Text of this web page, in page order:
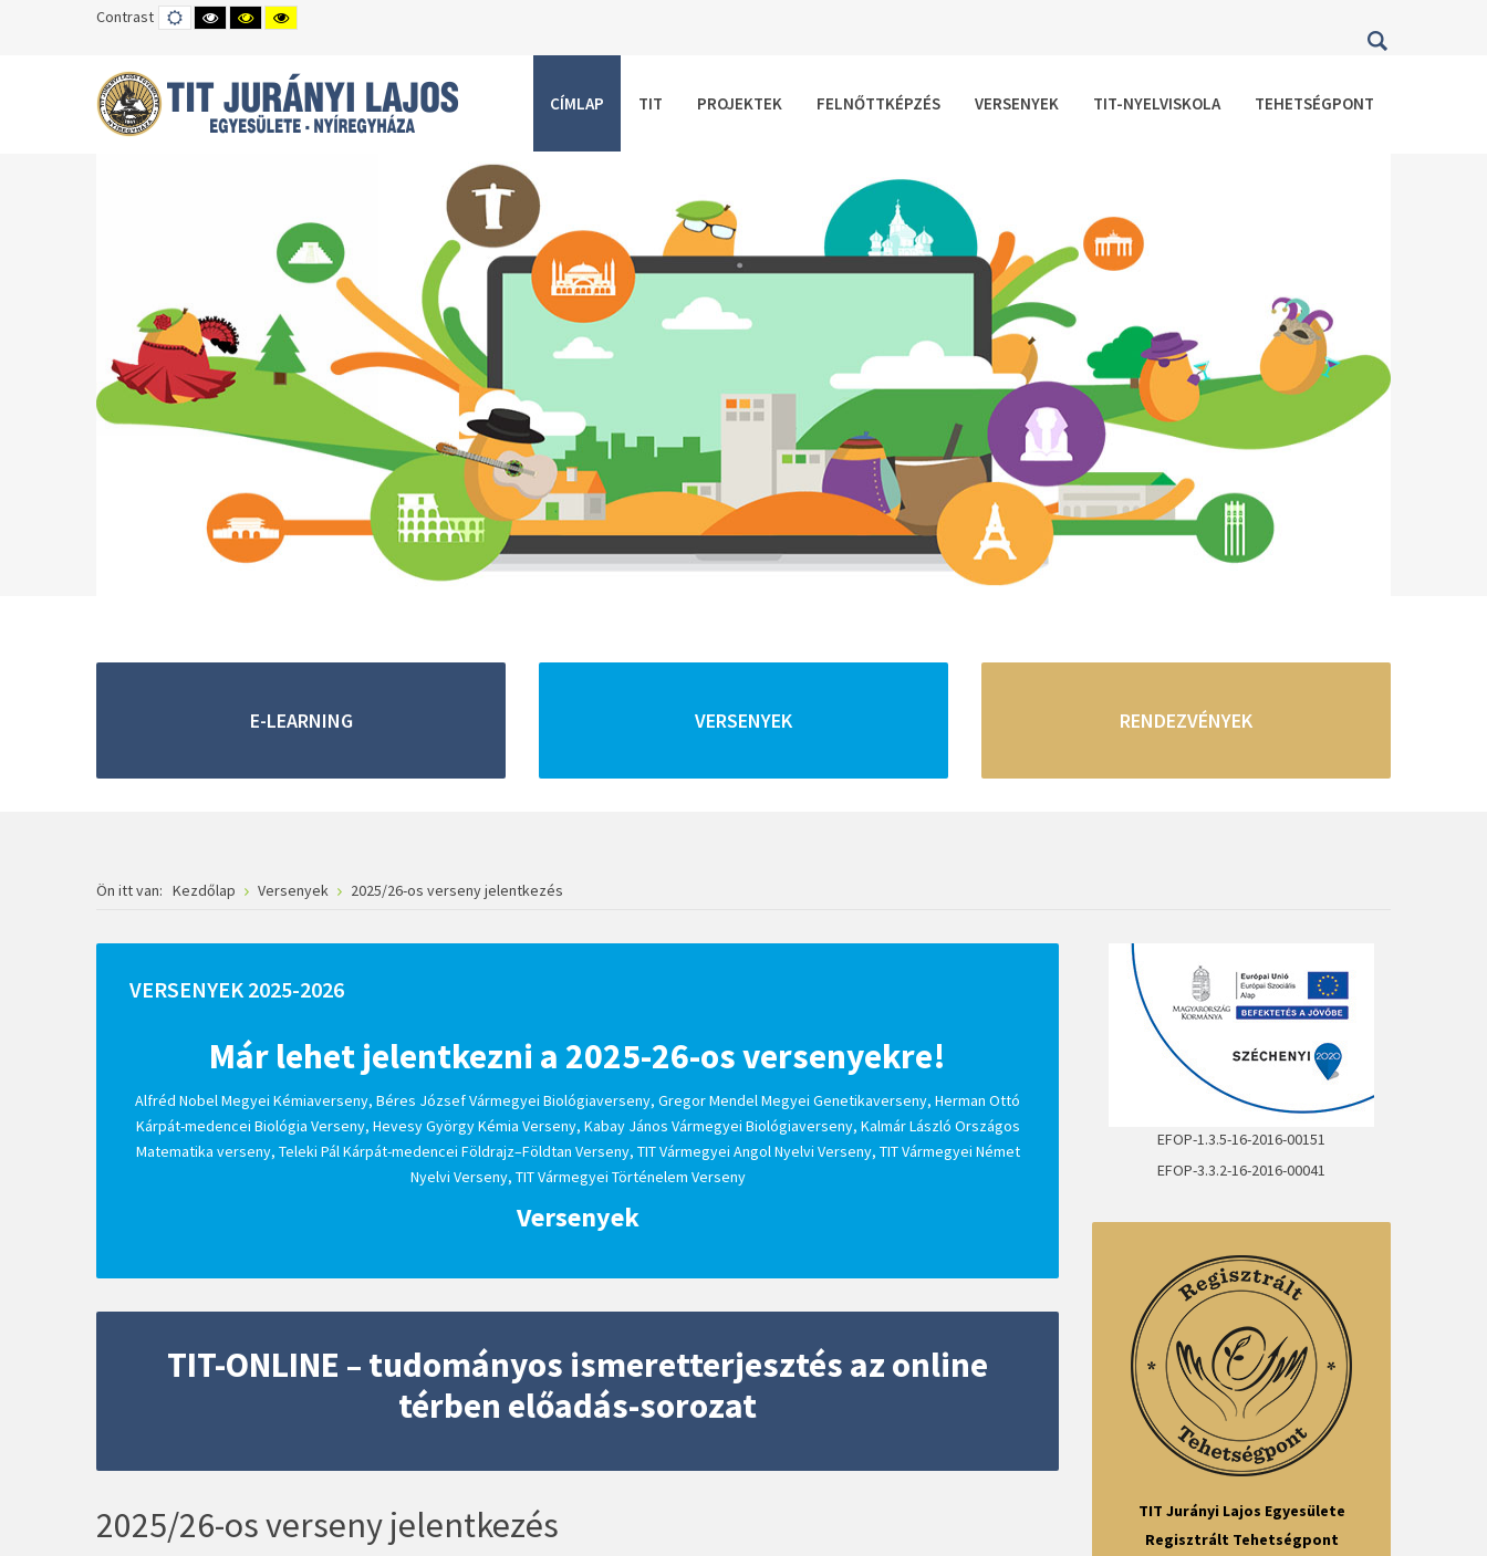
Contrast DEFAULT
MODE
HIGH
CONTRAST
MODE
HIGH
CONTRAST
MODE
HIGH
CONTRAST
MODE
CÍMLAP TIT PROJEKTEK FELNŐTTKÉPZÉS VERSENYEK TIT-NYELVISKOLA TEHETSÉGPONT
E-LEARNING VERSENYEK RENDEZVÉNYEK
Ön itt van: Kezdőlap Versenyek 2025/26-os verseny jelentkezés
VERSENYEK 2025-2026
Már lehet jelentkezni a 2025-26-os versenyekre!
Alfréd Nobel Megyei Kémiaverseny, Béres József Vármegyei Biológiaverseny, Gregor Mendel Megyei Genetikaverseny, Herman Ottó
Kárpát-medencei Biológia Verseny, Hevesy György Kémia Verseny, Kabay János Vármegyei Biológiaverseny, Kalmár László Országos
Matematika verseny, Teleki Pál Kárpát-medencei Földrajz–Földtan Verseny, TIT Vármegyei Angol Nyelvi Verseny, TIT Vármegyei Német
Nyelvi Verseny, TIT Vármegyei Történelem Verseny
Versenyek
TIT-ONLINE – tudományos ismeretterjesztés az online
térben előadás-sorozat
2025/26-os verseny jelentkezés
EFOP-1.3.5-16-2016-00151
EFOP-3.3.2-16-2016-00041
TIT Jurányi Lajos Egyesülete
Regisztrált Tehetségpont